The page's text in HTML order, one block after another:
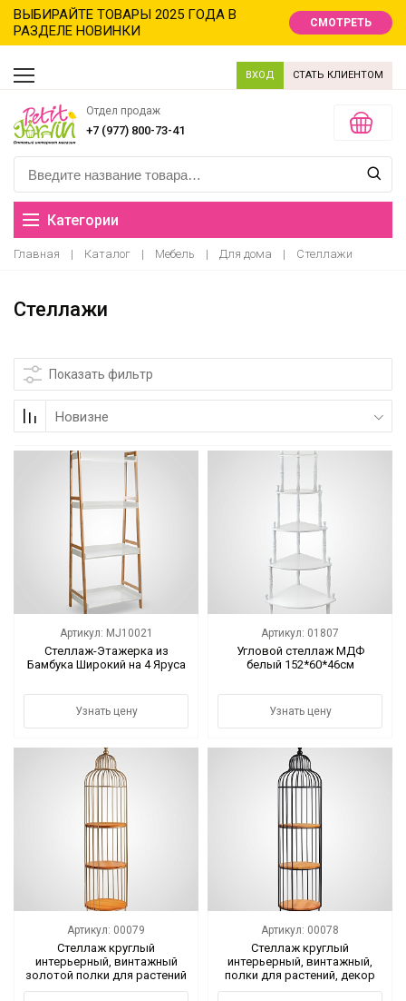
ВЫБИРАЙТЕ ТОВАРЫ 2025 ГОДА В
РАЗДЕЛЕ НОВИНКИ
СМОТРЕТЬ
ВХОД СТАТЬ КЛИЕНТОМ
Отдел продаж
+7 (977) 800-73-41
Категории
Новинки
Хиты продаж
Коллекции
Мебель
Ванная комната
Текстиль
Ароматы
Кролики, к Пасхе
Аксессуары
Новый год
НОВЫЙ ГОД НОВИНКИ
Распродажа
Главная | Каталог | Мебель | Для дома | Стеллажи
Стеллажи
Показать фильтр
Новизне
Артикул: MJ10021
Стеллаж-Этажерка из
Бамбука Широкий на 4 Яруса
Узнать цену
Артикул: 01807
Угловой стеллаж МДФ
белый 152*60*46см
Узнать цену
Артикул: 00079
Стеллаж круглый
интерьерный, винтажный
золотой полки для растений
декор для хранения
Артикул: 00078
Стеллаж круглый
интерьерный, винтажный,
полки для растений, декор
для хранения